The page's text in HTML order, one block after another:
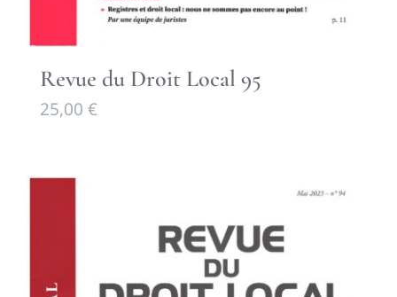
Revue du Droit Local 95
25,00 €